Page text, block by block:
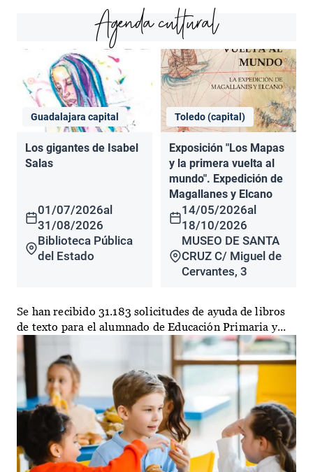
Agenda cultural
Guadalajara capital
Los gigantes de Isabel
Salas
01/07/2026al
31/08/2026
Biblioteca Pública
del Estado
Toledo (capital)
Exposición "Los Mapas
y la primera vuelta al
mundo". Expedición de
Magallanes y Elcano
14/05/2026al
18/10/2026
MUSEO DE SANTA
CRUZ C/ Miguel de
Cervantes, 3
Se han recibido 31.183 solicitudes de ayuda de libros
de texto para el alumnado de Educación Primaria y...